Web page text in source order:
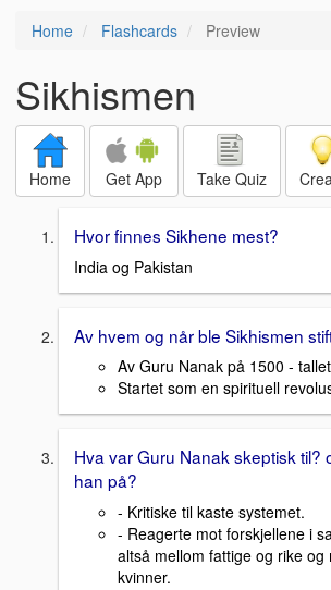
Home Flashcards Preview
Sikhismen
Home Get App Take Quiz
Hvor finnes Sikhene mest?
India og Pakistan
Av hvem og når ble Sikhismen
Av Guru Nanak på 1500 -
Startet som en spirituell
Hva var Guru Nanak skeptisk til?
han på?
- Kritiske til kaste systemet.
- Reagerte mot forskjellene i
altså mellom fattige og rike og
kvinner.